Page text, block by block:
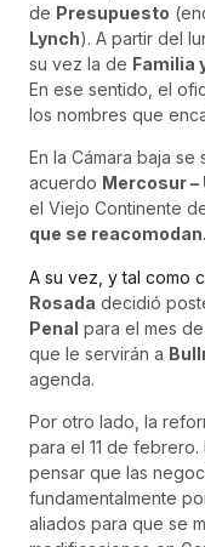
de Presupuesto
Lynch). A partir del
su vez la de Familia
En ese sentido, el
los nombres que
En la Cámara baja
acuerdo Mercosur –
el Viejo Continente
que se reacomodan.
A su vez, y tal como
Rosada decidió
Penal para el mes
que le servirán a
agenda.
Por otro lado, la
para el 11 de
pensar que las
fundamentalmente
aliados para que se